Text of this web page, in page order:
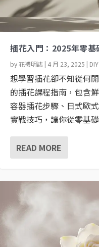
插花入門：2025年零
by花禮明誌 | 4 月 23, 2025 |
想學習插花卻不知從何
的插花課程指南，包含
容器插花步驟、日式歐
實戰技巧，讓你從零基
READ MORE